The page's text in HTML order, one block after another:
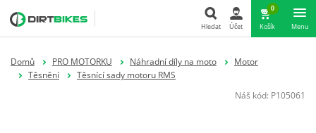
Hledat Účet
0
Košík Menu
Domů PRO MOTORKU Náhradní díly na moto
Motor
Těsnění
Těsnící sady motoru RMS
Náš kód: P105061